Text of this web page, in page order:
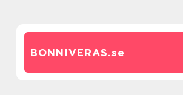
BONNIVERAS.se